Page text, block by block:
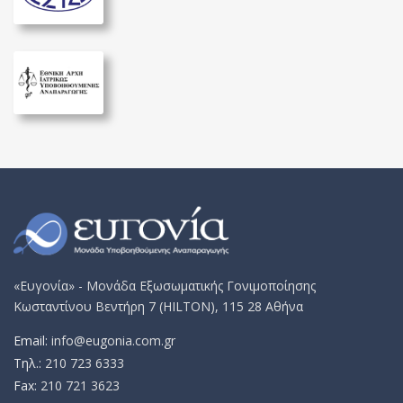
«Ευγονία» - Μονάδα Εξωσωματικής Γονιμοποίησης
Κωσταντίνου Βεντήρη 7 (HILTON), 115 28 Αθήνα
Email: info@eugonia.com.gr
Τηλ.: 210 723 6333
Fax: 210 721 3623